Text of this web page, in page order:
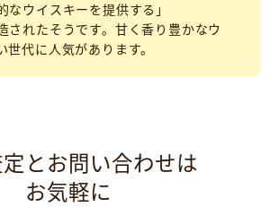
なウイスキーを提供する」
されたそうです。甘く香り豊かなウ
世代に人気があります。
とお問い合わせは
お気軽に